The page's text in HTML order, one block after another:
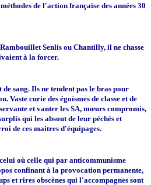
de l'action française des années 30
Senlis ou Chantilly, il ne chasse
à la forcer.
sang. Ils ne tendent pas le bras pour
curie des égoïsmes de classe et de
et vanter les SA, mœurs compromis,
qui les absout de leur péchés et
de ces maitres d'équipages.
où celle qui par anticommunisme
confinant à la provocation permanente,
et rires obscènes qui l'accompagnes sont